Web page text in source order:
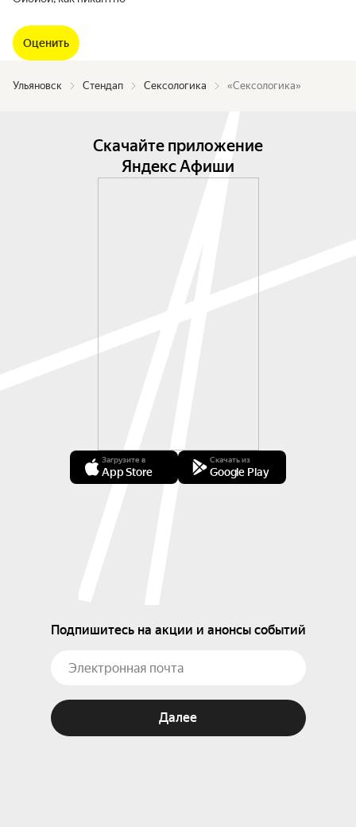
Оценить
Ульяновск Стендап Сексологика «Сексологика»
Скачайте приложение
Яндекс Афиши
Загрузите в
App Store
Скачать из
Google Play
Подпишитесь на акции и анонсы событий
Далее